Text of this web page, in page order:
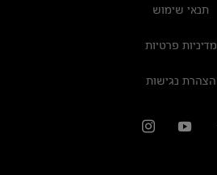
תנאי שימוש
מדיניות פרטיות
הצהרת נגישות